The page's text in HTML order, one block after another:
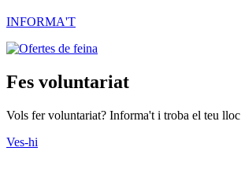
INFORMA'T
Fes voluntariat
Vols fer voluntariat? Informa't i troba el teu lloc
Ves-hi